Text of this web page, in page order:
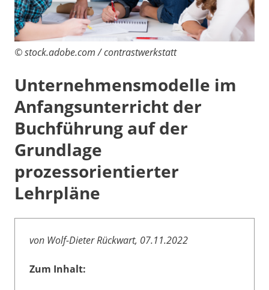
© stock.adobe.com / contrastwerkstatt
Unternehmensmodelle im
Anfangsunterricht der
Buchführung auf der
Grundlage
prozessorientierter
Lehrpläne
von Wolf-Dieter Rückwart, 07.11.2022
Zum Inhalt: